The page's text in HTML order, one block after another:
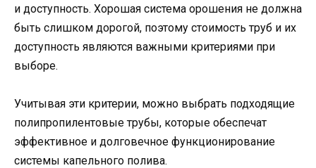
и доступность. Хорошая система орошения не должна
быть слишком дорогой, поэтому стоимость труб и их
доступность являются важными критериями при
выборе.
Учитывая эти критерии, можно выбрать подходящие
полипропилентовые трубы, которые обеспечат
эффективное и долговечное функционирование
системы капельного полива.